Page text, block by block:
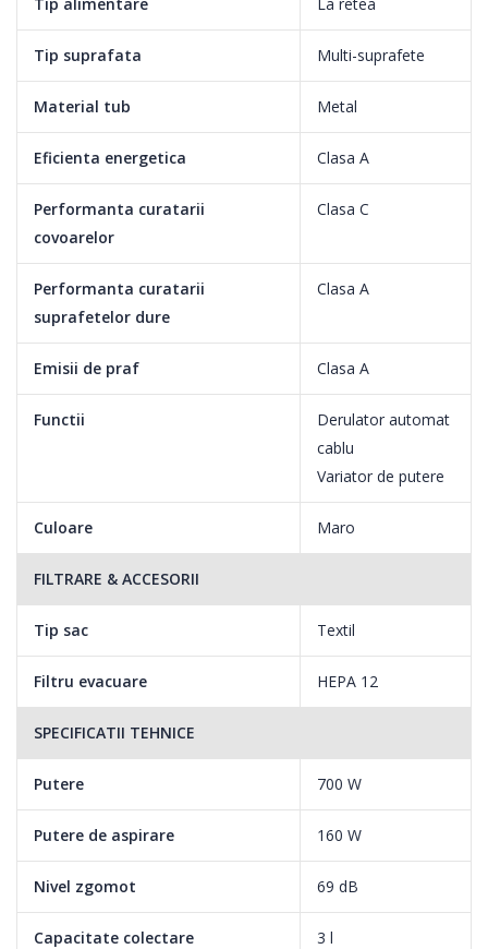
Tip suprafata Multi-suprafete
Material tub Metal
Eficienta energetica Clasa A
Performanta curatarii
covoarelor
Clasa C
Performanta curatarii
suprafetelor dure
Clasa A
Emisii de praf Clasa A
Functii
Derulator automat
cablu
Variator de putere
Culoare Maro
FILTRARE & ACCESORII
Tip sac Textil
Filtru evacuare HEPA 12
SPECIFICATII TEHNICE
Putere 700 W
Putere de aspirare 160 W
Nivel zgomot 69 dB
Capacitate colectare 3 l